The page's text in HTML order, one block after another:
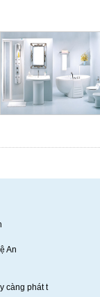
An
càng phát t